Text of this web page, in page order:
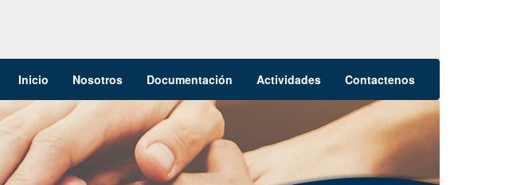
Inicio Nosotros Documentación Actividades Contactenos